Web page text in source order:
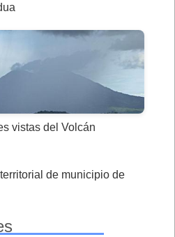
vistas del Volcán
de municipio de